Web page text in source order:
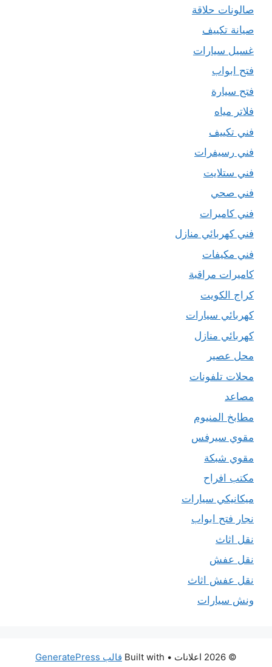
صالونات حلاقة
صيانة تكييف
غسيل سيارات
فتح ابواب
فتح سيارة
فلاتر مياه
فني تكييف
فني رسيفرات
فني ستلايت
فني صحي
فني كاميرات
فني كهربائي منازل
فني مكيفات
كاميرات مراقبة
كراج الكويت
كهربائي سيارات
كهربائي منازل
محل عصير
محلات تلفونات
مصاعد
مطابخ المنيوم
مقوي سيرفس
مقوي شبكة
مكتب افراح
ميكانيكي سيارات
نجار فتح ابواب
نقل اثاث
نقل عفش
نقل عفش اثاث
ونش سيارات
© 2026 اعلانات • Built with قالب GeneratePress